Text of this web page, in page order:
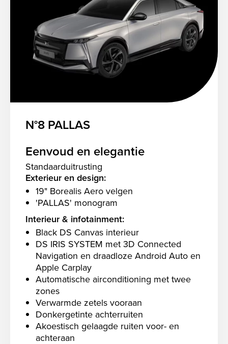
N°8 PALLAS
Eenvoud en elegantie
Standaarduitrusting
Exterieur en design:
19" Borealis Aero velgen
'PALLAS' monogram
Interieur & infotainment:
Black DS Canvas interieur
DS IRIS SYSTEM met 3D Connected
Navigation en draadloze Android Auto en
Apple Carplay
Automatische airconditioning met twee
zones
Verwarmde zetels vooraan
Donkergetinte achterruiten
Akoestisch gelaagde ruiten voor- en
achteraan